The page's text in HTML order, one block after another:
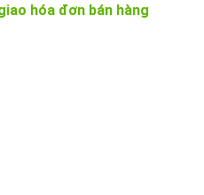
hóa đơn bán hàng